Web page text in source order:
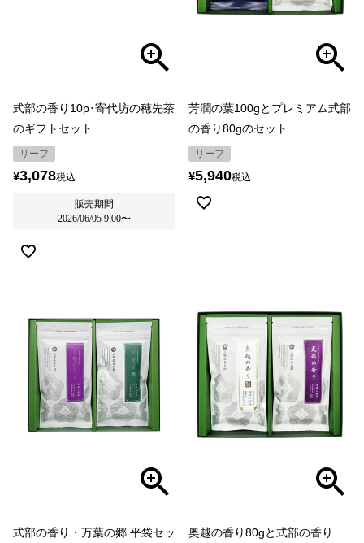
式部の香り10p･寄代坊の穂先茶
のギフトセット
リーフ
¥3,078税込
販売期間
2026/06/05 9:00〜
芳潤の葉100gとプレミアム式部
の香り80gのセット
リーフ
¥5,940税込
式部の香り・万葉の郷 平袋セッ
奥越の香り80gと式部の香り